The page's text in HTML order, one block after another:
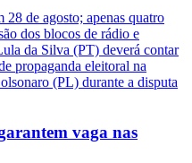
de agosto; apenas quatro
dos blocos de rádio e
da Silva (PT) deverá contar
propaganda eleitoral na
(PL) durante a disputa
vaga nas